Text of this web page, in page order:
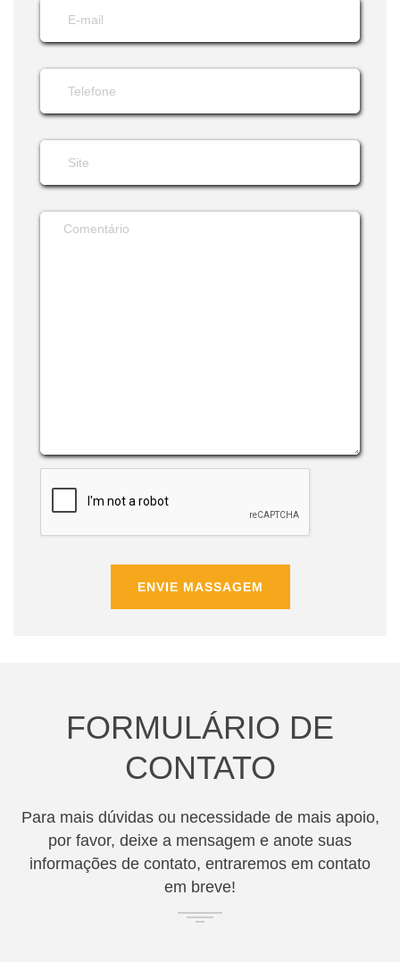
ENVIE MASSAGEM
FORMULÁRIO DE
CONTATO
Para mais dúvidas ou necessidade de mais apoio,
por favor, deixe a mensagem e anote suas
informações de contato, entraremos em contato
em breve!